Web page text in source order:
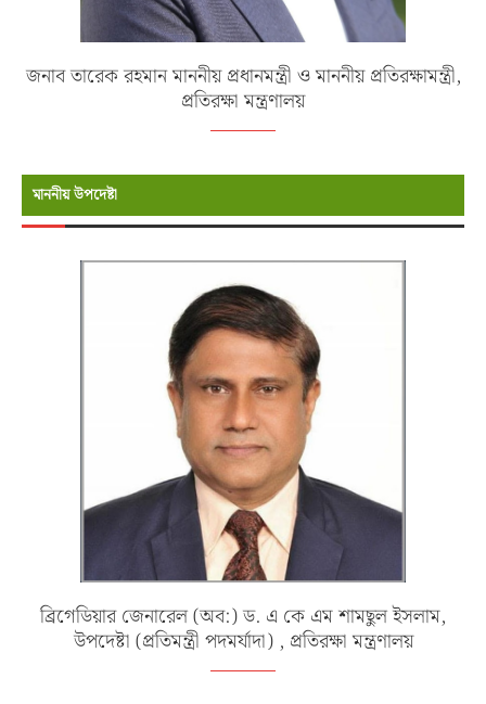
জনাব তারেক রহমান মাননীয় প্রধানমন্ত্রী ও মাননীয় প্রতিরক্ষামন্ত্রী,
প্রতিরক্ষা মন্ত্রণালয়
মাননীয় উপদেষ্টা
ব্রিগেডিয়ার জেনারেল (অব:) ড. এ কে এম শামছুল ইসলাম,
উপদেষ্টা (প্রতিমন্ত্রী পদমর্যাদা) , প্রতিরক্ষা মন্ত্রণালয়